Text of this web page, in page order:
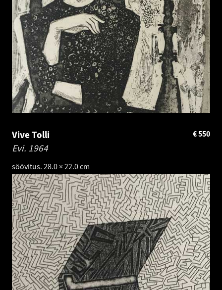
Vive Tolli
Evi. 1964
söövitus. 28.0 × 22.0 cm
550
€